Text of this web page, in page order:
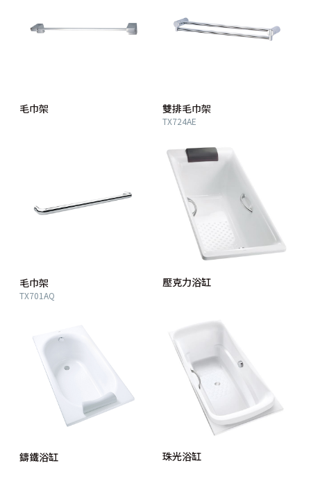
毛巾架 雙排毛巾架
TX724AE
毛巾架
TX701AQ
壓克力浴缸
鑄鐵浴缸 珠光浴缸